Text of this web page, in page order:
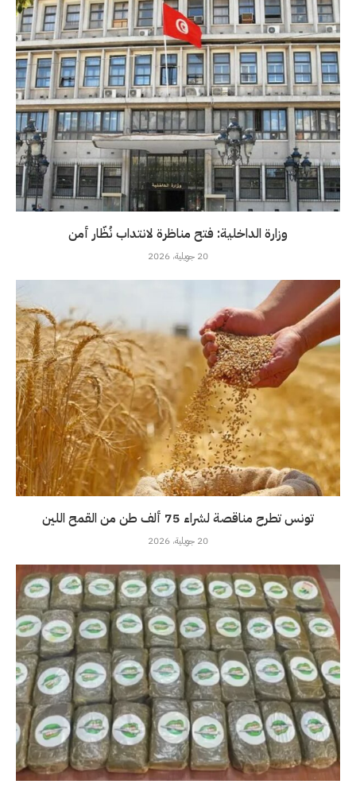
وزارة الداخلية: فتح مناظرة لانتداب نُظّار أمن
20 جويلية، 2026
تونس تطرح مناقصة لشراء 75 ألف طن من القمح اللين
20 جويلية، 2026